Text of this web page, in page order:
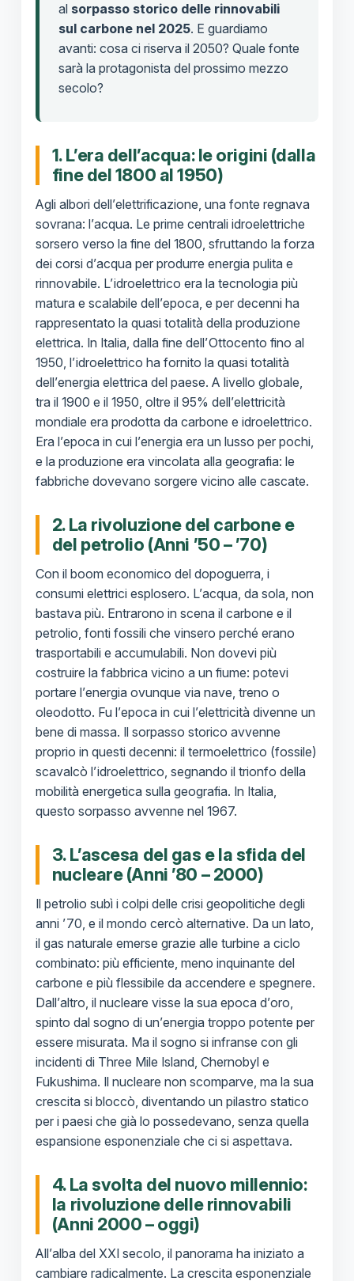
al sorpasso storico delle rinnovabili
sul carbone nel 2025. E guardiamo
avanti: cosa ci riserva il 2050? Quale fonte
sarà la protagonista del prossimo mezzo
secolo?
1. L’era dell’acqua: le origini (dalla
fine del 1800 al 1950)
Agli albori dell’elettrificazione, una fonte regnava
sovrana: l’acqua. Le prime centrali idroelettriche
sorsero verso la fine del 1800, sfruttando la forza
dei corsi d’acqua per produrre energia pulita e
rinnovabile. L’idroelettrico era la tecnologia più
matura e scalabile dell’epoca, e per decenni ha
rappresentato la quasi totalità della produzione
elettrica. In Italia, dalla fine dell’Ottocento fino al
1950, l’idroelettrico ha fornito la quasi totalità
dell’energia elettrica del paese. A livello globale,
tra il 1900 e il 1950, oltre il 95% dell’elettricità
mondiale era prodotta da carbone e idroelettrico.
Era l’epoca in cui l’energia era un lusso per pochi,
e la produzione era vincolata alla geografia: le
fabbriche dovevano sorgere vicino alle cascate.
2. La rivoluzione del carbone e
del petrolio (Anni ’50 – ’70)
Con il boom economico del dopoguerra, i
consumi elettrici esplosero. L’acqua, da sola, non
bastava più. Entrarono in scena il carbone e il
petrolio, fonti fossili che vinsero perché erano
trasportabili e accumulabili. Non dovevi più
costruire la fabbrica vicino a un fiume: potevi
portare l’energia ovunque via nave, treno o
oleodotto. Fu l’epoca in cui l’elettricità divenne un
bene di massa. Il sorpasso storico avvenne
proprio in questi decenni: il termoelettrico (fossile)
scavalcò l’idroelettrico, segnando il trionfo della
mobilità energetica sulla geografia. In Italia,
questo sorpasso avvenne nel 1967.
3. L’ascesa del gas e la sfida del
nucleare (Anni ’80 – 2000)
Il petrolio subì i colpi delle crisi geopolitiche degli
anni ’70, e il mondo cercò alternative. Da un lato,
il gas naturale emerse grazie alle turbine a ciclo
combinato: più efficiente, meno inquinante del
carbone e più flessibile da accendere e spegnere.
Dall’altro, il nucleare visse la sua epoca d’oro,
spinto dal sogno di un’energia troppo potente per
essere misurata. Ma il sogno si infranse con gli
incidenti di Three Mile Island, Chernobyl e
Fukushima. Il nucleare non scomparve, ma la sua
crescita si bloccò, diventando un pilastro statico
per i paesi che già lo possedevano, senza quella
espansione esponenziale che ci si aspettava.
4. La svolta del nuovo millennio:
la rivoluzione delle rinnovabili
(Anni 2000 – oggi)
All’alba del XXI secolo, il panorama ha iniziato a
cambiare radicalmente. La crescita esponenziale